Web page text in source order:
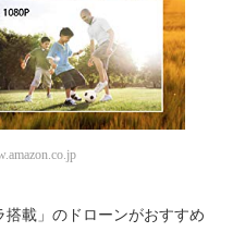
載」のドローンがおすすめ